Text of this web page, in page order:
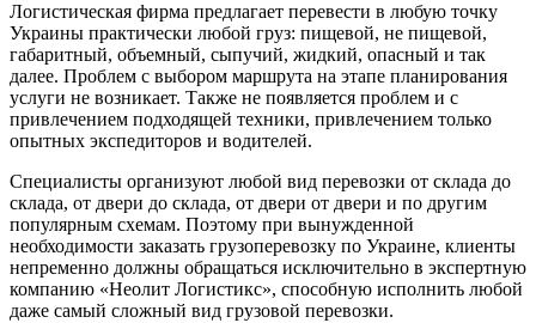
Логистическая фирма предлагает перевести в любую точку
Украины практически любой груз: пищевой, не пищевой,
габаритный, объемный, сыпучий, жидкий, опасный и так
далее. Проблем с выбором маршрута на этапе планирования
услуги не возникает. Также не появляется проблем и с
привлечением подходящей техники, привлечением только
опытных экспедиторов и водителей.
Специалисты организуют любой вид перевозки от склада до
склада, от двери до склада, от двери от двери и по другим
популярным схемам. Поэтому при вынужденной
необходимости заказать грузоперевозку по Украине, клиенты
непременно должны обращаться исключительно в экспертную
компанию «Неолит Логистикс», способную исполнить любой
даже самый сложный вид грузовой перевозки.